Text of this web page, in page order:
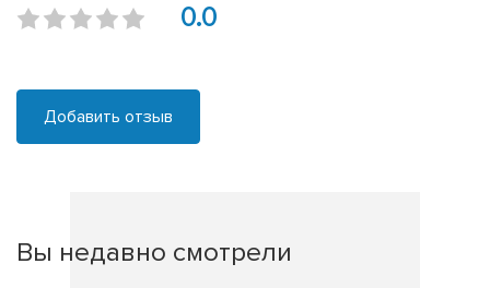
0.0
Добавить отзыв
Вы недавно смотрели